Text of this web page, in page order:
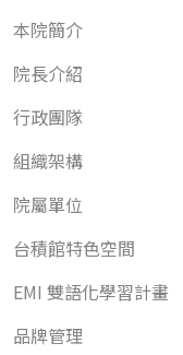
本院簡介
院長介紹
行政團隊
組織架構
院屬單位
台積館特色空間
EMI 雙語化學習計畫
品牌管理